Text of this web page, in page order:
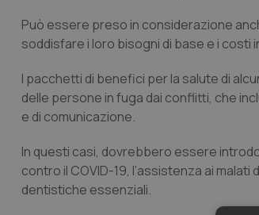
Può essere preso in considerazione
soddisfare i loro bisogni di base e i costi
I pacchetti di benefici per la salute di
delle persone in fuga dai conflitti, che
e di comunicazione.
In questi casi, dovrebbero essere
contro il COVID-19, l’assistenza ai
dentistiche essenziali.